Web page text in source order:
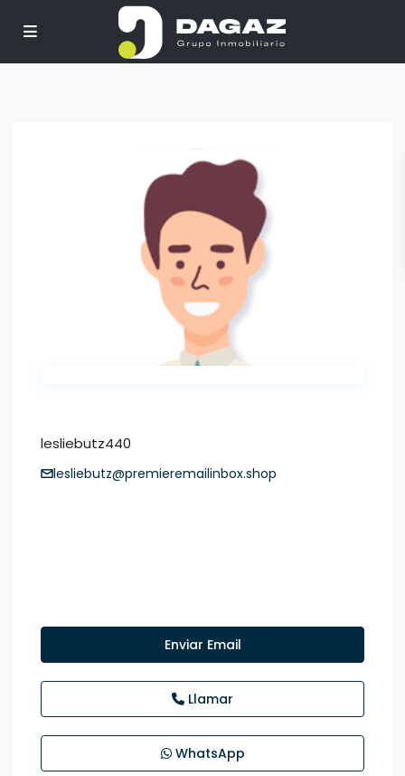
lesliebutz440
lesliebutz@premieremailinbox.shop
Enviar Email
Llamar
WhatsApp